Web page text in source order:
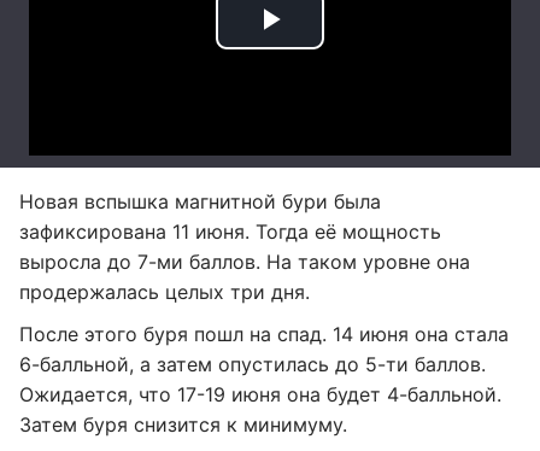
Новая вспышка магнитной бури была
зафиксирована 11 июня. Тогда её мощность
выросла до 7-ми баллов. На таком уровне она
продержалась целых три дня.
После этого буря пошл на спад. 14 июня она стала
6-балльной, а затем опустилась до 5-ти баллов.
Ожидается, что 17-19 июня она будет 4-балльной.
Затем буря снизится к минимуму.